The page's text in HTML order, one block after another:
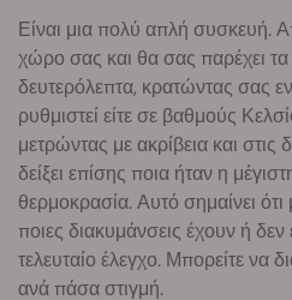
Είναι μια πολύ απλή συσκευή.
χώρο σας και θα σας παρέχει
δευτερόλεπτα, κρατώντας σας
ρυθμιστεί είτε σε βαθμούς
μετρώντας με ακρίβεια και
δείξει επίσης ποια ήταν η
θερμοκρασία. Αυτό σημαίνει
ποιες διακυμάνσεις έχουν ή
τελευταίο έλεγχο. Μπορείτε να
ανά πάσα στιγμή.